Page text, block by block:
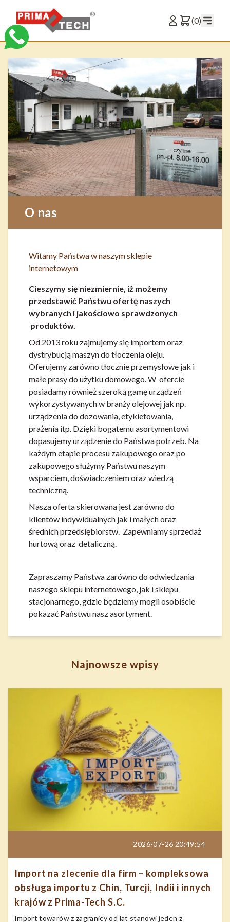
(0)
O nas
Witamy Państwa w naszym sklepie
internetowym
Cieszymy się niezmiernie, iż możemy
przedstawić Państwu ofertę naszych
wybranych i jakościowo sprawdzonych
produktów.
Od 2013 roku zajmujemy się importem oraz
dystrybucją maszyn do tłoczenia oleju.
Oferujemy zarówno tłocznie przemysłowe jak i
małe prasy do użytku domowego. W ofercie
posiadamy również szeroką gamę urządzeń
wykorzystywanych w branży olejowej jak np.
urządzenia do dozowania, etykietowania,
prażenia itp. Dzięki bogatemu asortymentowi
dopasujemy urządzenie do Państwa potrzeb. Na
każdym etapie procesu zakupowego oraz po
zakupowego służymy Państwu naszym
wsparciem, doświadczeniem oraz wiedzą
techniczną.
Nasza oferta skierowana jest zarówno do
klientów indywidualnych jak i małych oraz
średnich przedsiębiorstw. Zapewniamy sprzedaż
hurtową oraz detaliczną.
Zapraszamy Państwa zarówno do odwiedzania
naszego sklepu internetowego, jak i sklepu
stacjonarnego, gdzie będziemy mogli osobiście
pokazać Państwu nasz asortyment.
Najnowsze wpisy
2026-07-26 20:49:54
Import na zlecenie dla firm – kompleksowa
obsługa importu z Chin, Turcji, Indii i innych
krajów z Prima-Tech S.C.
Import towarów z zagranicy od lat stanowi jeden z